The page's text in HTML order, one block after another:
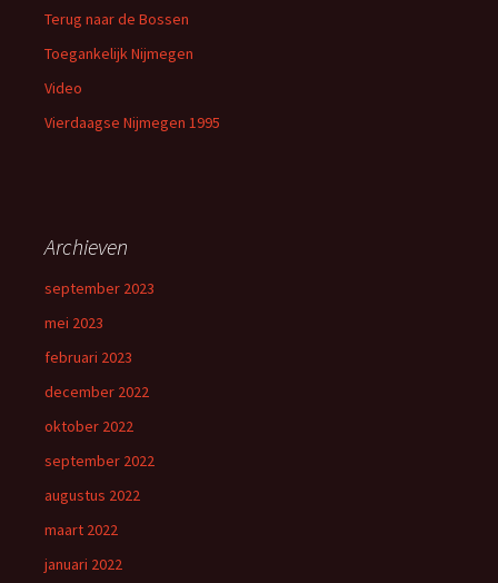
Terug naar de Bossen
Toegankelijk Nijmegen
Video
Vierdaagse Nijmegen 1995
Archieven
september 2023
mei 2023
februari 2023
december 2022
oktober 2022
september 2022
augustus 2022
maart 2022
januari 2022